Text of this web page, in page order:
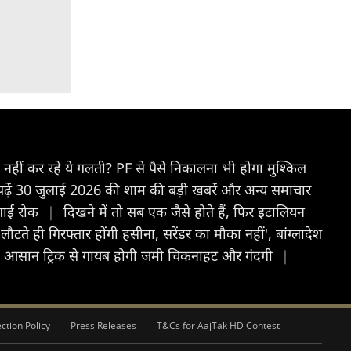
कर रहे ये गलती? PF से पैसे निकालना भी होगा मुश्किल
30 जुलाई 2026 की शाम की बड़ी खबरें और अन्य समाचार
रोक
|
दिखने में तो सब एक जैसे होते हैं, फिर इटालियन
ही गिरफ्तार होंगी हसीना, सरेंडर का मौका नहीं', बांग्लादेश
ट्रिक से गायब होगी जमी चिकनाहट और गंदगी
|
Policy Press Releases T&Cs for AajTak HD Contest